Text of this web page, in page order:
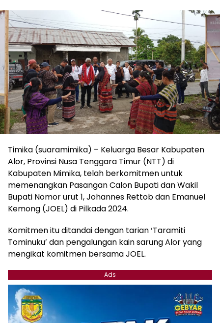
Timika (suaramimika) – Keluarga Besar Kabupaten
Alor, Provinsi Nusa Tenggara Timur (NTT) di
Kabupaten Mimika, telah berkomitmen untuk
memenangkan Pasangan Calon Bupati dan Wakil
Bupati Nomor urut 1, Johannes Rettob dan Emanuel
Kemong (JOEL) di Pilkada 2024.
Komitmen itu ditandai dengan tarian ‘Taramiti
Tominuku’ dan pengalungan kain sarung Alor yang
mengikat komitmen bersama JOEL.
Ads